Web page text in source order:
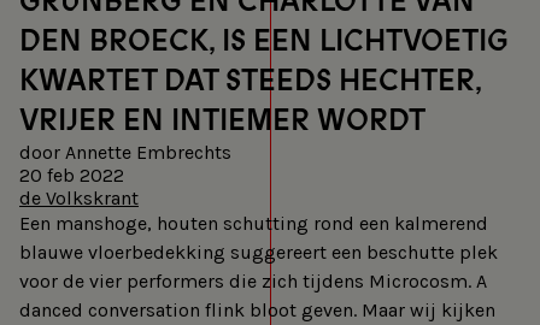
DEN BROECK, IS EEN LICHTVOETIG
KWARTET DAT STEEDS HECHTER,
VRIJER EN INTIEMER WORDT
door Annette Embrechts
20 feb 2022
de Volkskrant
Een manshoge, houten schutting rond een kalmerend
blauwe vloerbedekking suggereert een beschutte plek
voor de vier performers die zich tijdens Microcosm. A
danced conversation flink bloot geven. Maar wij kijken